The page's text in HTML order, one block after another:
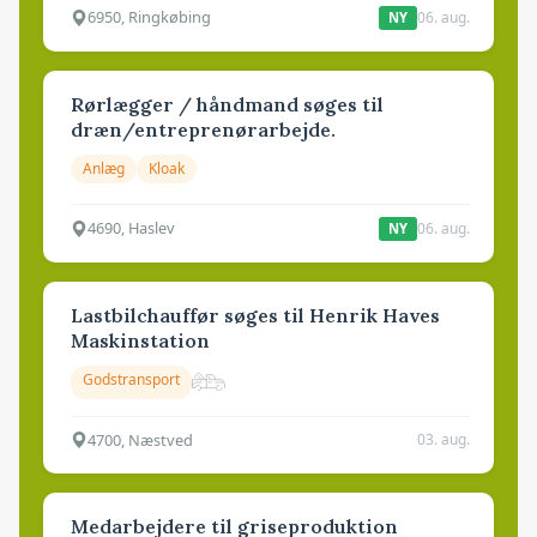
6950, Ringkøbing NY 06. aug.
Rørlægger / håndmand søges til
dræn/entreprenørarbejde.
Anlæg Kloak
4690, Haslev NY 06. aug.
Lastbilchauffør søges til Henrik Haves
Maskinstation
Godstransport
4700, Næstved 03. aug.
Medarbejdere til griseproduktion